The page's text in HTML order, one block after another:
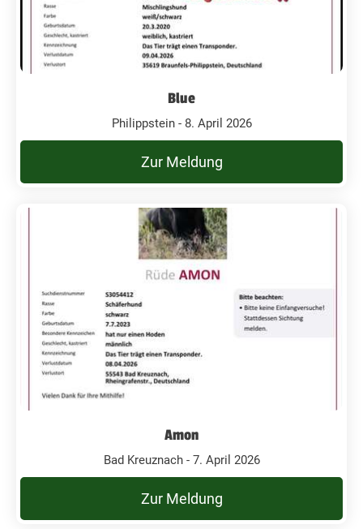
Blue
Philippstein - 8. April 2026
Zur Meldung
Amon
Bad Kreuznach - 7. April 2026
Zur Meldung